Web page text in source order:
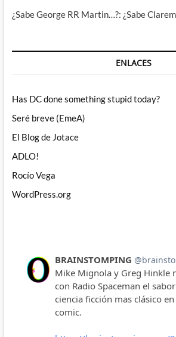
¿Sabe George RR Martin…?: ¿Sabe
ENLACES
Has DC done something stupid today?
Seré breve (EmeA)
El Blog de Jotace
ADLO!
Rocío Vega
WordPress.org